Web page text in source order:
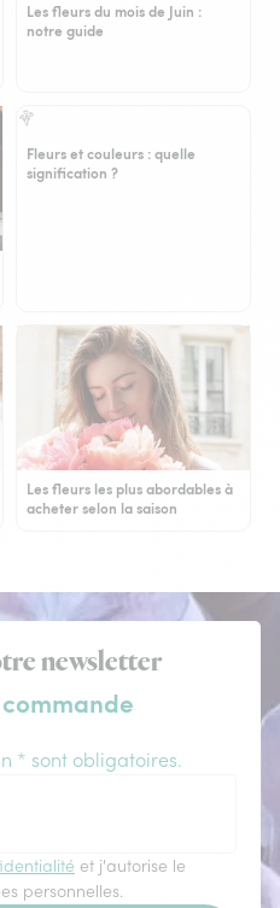
Les fleurs du mois de Juin :
notre guide
Fleurs et couleurs : quelle
signification ?
Les fleurs les plus abordables à
acheter selon la saison
newsletter
* sont obligatoires.
et j'autorise le
personnelles.